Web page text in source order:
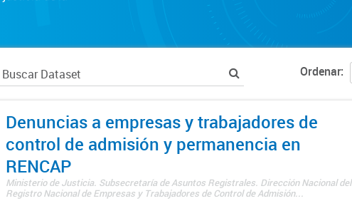
Ordenar
Denuncias a empresas y trabajadores de
control de admisión y permanencia en
RENCAP
Ministerio de Justicia. Subsecretaría de Asuntos Registrales. Dirección Nacional del
Registro Nacional de Empresas y Trabajadores de Control de Admisión...